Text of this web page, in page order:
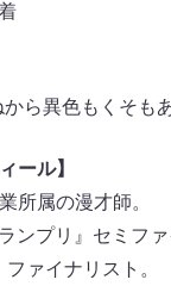
ら異色もくそも
ール】
所属の漫才師。
ンプリ』セミフ
ァイナリスト。